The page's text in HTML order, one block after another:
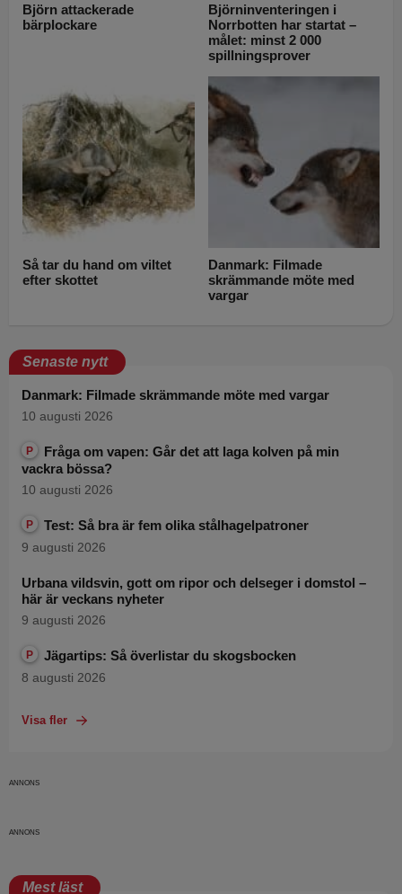
Björn attackerade
bärplockare
Björninventeringen i
Norrbotten har startat –
målet: minst 2 000
spillningsprover
Så tar du hand om viltet
efter skottet
Danmark: Filmade
skrämmande möte med
vargar
Senaste nytt
Danmark: Filmade skrämmande möte med vargar
10 augusti 2026
P
Fråga om vapen: Går det att laga kolven på min
vackra bössa?
10 augusti 2026
P Test: Så bra är fem olika stålhagelpatroner
9 augusti 2026
Urbana vildsvin, gott om ripor och delseger i domstol –
här är veckans nyheter
9 augusti 2026
P Jägartips: Så överlistar du skogsbocken
8 augusti 2026
Visa fler
Mest läst